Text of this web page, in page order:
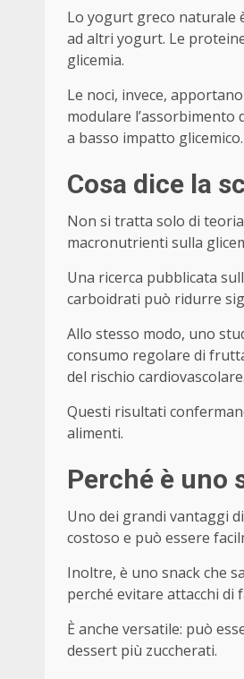
Lo yogurt greco naturale
ad altri yogurt. Le
glicemia.
Le noci, invece,
modulare l’assorbimento
a basso impatto glicemico.
Cosa dice la
Non si tratta solo di
macronutrienti sulla
Una ricerca pubblicata
carboidrati può ridurre
Allo stesso modo, uno
consumo regolare di
del rischio cardiovascolare.
Questi risultati
alimenti.
Perché è uno
Uno dei grandi vantaggi
costoso e può essere
Inoltre, è uno snack che
perché evitare attacchi di
È anche versatile: può
dessert più zuccherati.